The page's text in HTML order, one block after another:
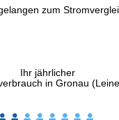
zum
Ihr jährlicher
in Gronau